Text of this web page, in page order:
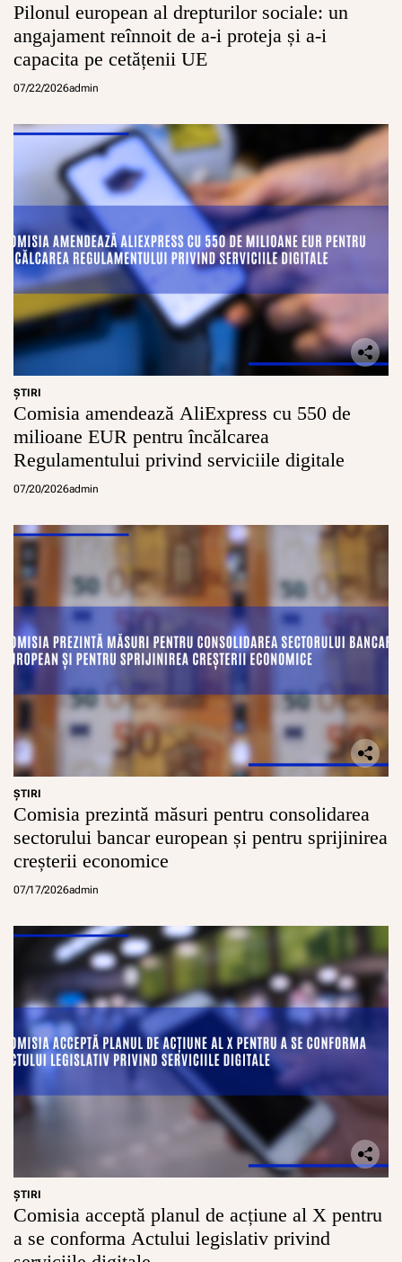
Pilonul european al drepturilor sociale: un
angajament reînnoit de a-i proteja și a-i
capacita pe cetățenii UE
07/22/2026admin
ŞTIRI
Comisia amendează AliExpress cu 550 de
milioane EUR pentru încălcarea
Regulamentului privind serviciile digitale
07/20/2026admin
ŞTIRI
Comisia prezintă măsuri pentru consolidarea
sectorului bancar european și pentru sprijinirea
creșterii economice
07/17/2026admin
ŞTIRI
Comisia acceptă planul de acțiune al X pentru
a se conforma Actului legislativ privind